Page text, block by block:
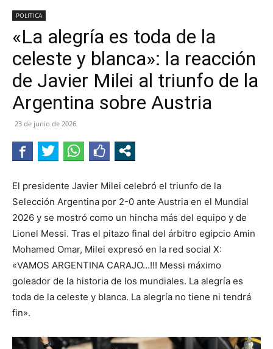
POLITICA
«La alegría es toda de la
celeste y blanca»: la reacción
de Javier Milei al triunfo de la
Argentina sobre Austria
23 de junio de 2026
El presidente Javier Milei celebró el triunfo de la
Selección Argentina por 2-0 ante Austria en el Mundial
2026 y se mostró como un hincha más del equipo y de
Lionel Messi. Tras el pitazo final del árbitro egipcio Amin
Mohamed Omar, Milei expresó en la red social X:
«VAMOS ARGENTINA CARAJO…!!! Messi máximo
goleador de la historia de los mundiales. La alegría es
toda de la celeste y blanca. La alegría no tiene ni tendrá
fin».